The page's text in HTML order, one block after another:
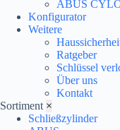
ABUS
Konfigurator
Weitere
Ratgeber
Schlüssel
Über uns
Kontakt
Sortiment ×
Schließzylinder